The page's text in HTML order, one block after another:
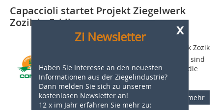
x
Zi Newsletter
Haben Sie Interesse an den neuesten
Informationen aus der Ziegelindustrie?
Dann melden Sie sich zu unserem
kostenlosen Newsletter an!
12 x im Jahr erfahren Sie mehr zu:
Capaccioli startet Projekt Ziegelwerk
Zozik in Erbil
Im März 2016 gingen die ersten
Lieferungen für das Projekt Ziegelwerk Zozik
auf die Reise. Die ersten 32 Anhänger sind
inzwischen in Erbil angekommen, wo die
Baumaßnahmen zur Errichtung der...
mehr